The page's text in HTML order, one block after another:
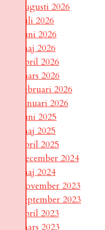
augusti 2026
juli 2026
juni 2026
maj 2026
april 2026
mars 2026
februari 2026
januari 2026
juni 2025
maj 2025
april 2025
december 2024
maj 2024
november 2023
september 2023
april 2023
mars 2023